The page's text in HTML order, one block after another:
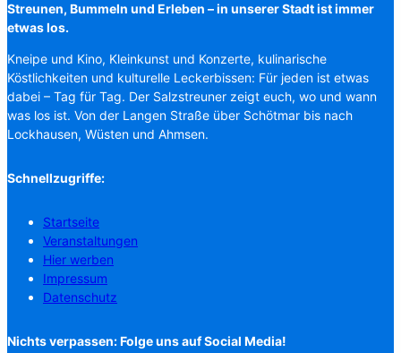
Streunen, Bummeln und Erleben – in unserer Stadt ist immer
etwas los.
Kneipe und Kino, Kleinkunst und Konzerte, kulinarische
Köstlichkeiten und kulturelle Leckerbissen: Für jeden ist etwas
dabei – Tag für Tag. Der Salzstreuner zeigt euch, wo und wann
was los ist. Von der Langen Straße über Schötmar bis nach
Lockhausen, Wüsten und Ahmsen.
Schnellzugriffe:
Startseite
Veranstaltungen
Hier werben
Impressum
Datenschutz
Nichts verpassen: Folge uns auf Social Media!